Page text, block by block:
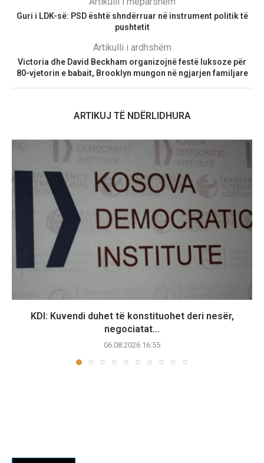
Guri i LDK-së: PSD është shndërruar në instrument politik të
pushtetit
Artikulli i ardhshëm
Victoria dhe David Beckham organizojnë festë luksoze për
80-vjetorin e babait, Brooklyn mungon në ngjarjen familjare
ARTIKUJ TË NDËRLIDHURA
KDI: Kuvendi duhet të konstituohet deri nesër,
negociatat...
06.08.2026 16:55